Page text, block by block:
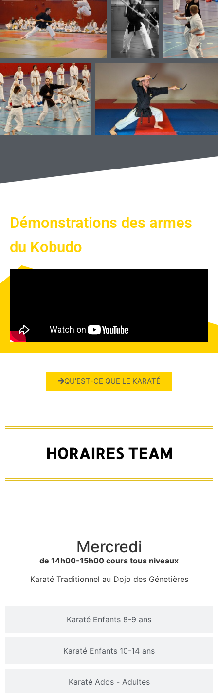
Démonstrations des armes
du Kobudo
QU'EST-CE QUE LE KARATÉ
HORAIRES TEAM
Karaté Enfants 8-9 ans
Karaté Enfants 10-14 ans
Karaté Ados - Adultes
Mercredi
de 14h00-15h00 cours tous niveaux
Karaté Traditionnel au Dojo des Génetières